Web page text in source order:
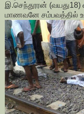
இ.செந்தூரன் (வயது18)
மாணவனே சம்பவத்தில்